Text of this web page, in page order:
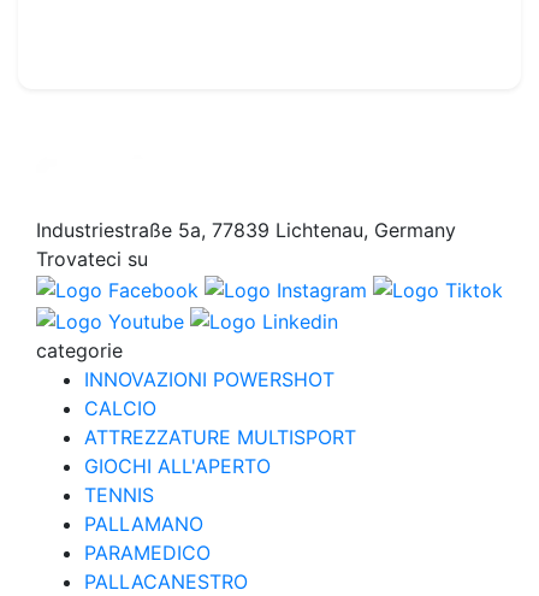
Industriestraße 5a, 77839 Lichtenau, Germany
Trovateci su
categorie
INNOVAZIONI POWERSHOT
CALCIO
ATTREZZATURE MULTISPORT
GIOCHI ALL'APERTO
TENNIS
PALLAMANO
PARAMEDICO
PALLACANESTRO